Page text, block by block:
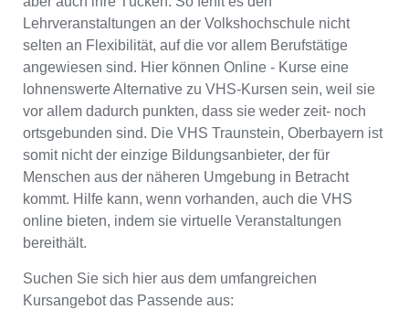
Lehrveranstaltungen an der Volkshochschule nicht
selten an Flexibilität, auf die vor allem Berufstätige
angewiesen sind. Hier können Online - Kurse eine
lohnenswerte Alternative zu VHS-Kursen sein, weil sie
vor allem dadurch punkten, dass sie weder zeit- noch
ortsgebunden sind. Die VHS Traunstein, Oberbayern ist
somit nicht der einzige Bildungsanbieter, der für
Menschen aus der näheren Umgebung in Betracht
kommt. Hilfe kann, wenn vorhanden, auch die VHS
online bieten, indem sie virtuelle Veranstaltungen
bereithält.
Suchen Sie sich hier aus dem umfangreichen
Kursangebot das Passende aus: